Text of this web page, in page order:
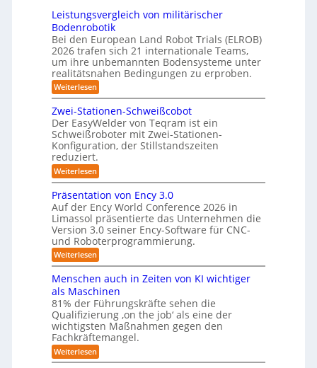
r
6
m
3
D
-
S
t
e
r
e
o
-
K
a
m
r
a
s
y
s
t
e
m
ü
r
R
o
u
t
t
l
e
-
S
y
s
t
m
f
ü
r
R
e
i
n
ä
u
m
e
b
i
Leistungsvergleich von militärischer
Bodenrobotik
Bei den European Land Robot Trials (ELROB)
2026 trafen sich 21 internationale Teams,
um ihre unbemannten Bodensysteme unter
realitätsnahen Bedingungen zu erproben.
Weiterlesen:
L
e
i
s
t
u
g
s
v
e
r
g
l
e
i
c
h
v
o
n
m
i
l
i
t
ä
r
Zwei-Stationen-Schweißcobot
Der EasyWelder von Teqram ist ein
Schweißroboter mit Zwei-Stationen-
Konfiguration, der Stillstandszeiten
reduziert.
Weiterlesen:
Z
w
e
i
-
S
t
a
t
i
o
n
e
n
-
S
c
h
w
Präsentation von Ency 3.0
Auf der Ency World Conference 2026 in
Limassol präsentierte das Unternehmen die
Version 3.0 seiner Ency-Software für CNC-
und Roboterprogrammierung.
Weiterlesen:
P
ä
s
e
n
t
a
t
i
o
Menschen auch in Zeiten von KI wichtiger
als Maschinen
81% der Führungskräfte sehen die
Qualifizierung ‚on the job‘ als eine der
wichtigsten Maßnahmen gegen den
Fachkräftemangel.
Weiterlesen:
M